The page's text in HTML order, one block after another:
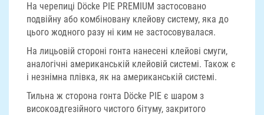
На черепиці Döcke PIE PREMIUM застосовано
подвійну або комбіновану клейову систему, яка до
цього жодного разу ні ким не застосовувалася.
На лицьовій стороні гонта нанесені клейові смуги,
аналогічні американській клейовій системі. Також є
і незнімна плівка, як на американській системі.
Тильна ж сторона гонта Döcke PIE є шаром з
високоадгезійного чистого бітуму, закритого